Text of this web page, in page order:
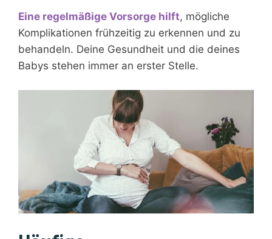
Eine regelmäßige Vorsorge hilft, mögliche
Komplikationen frühzeitig zu erkennen und zu
behandeln. Deine Gesundheit und die deines
Babys stehen immer an erster Stelle.